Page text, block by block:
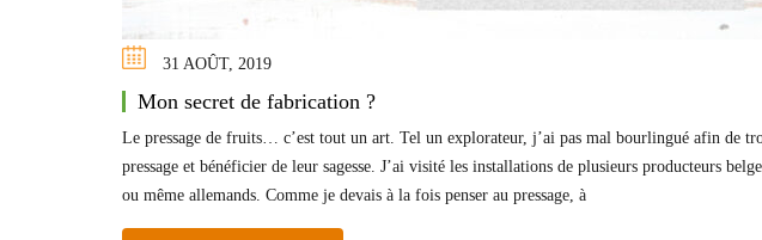
31 AOÛT, 2019
Mon secret de fabrication ?
Le pressage de fruits… c’est tout un art. Tel un explorateur, j’ai pas mal bourlingué afin de
pressage et bénéficier de leur sagesse. J’ai visité les installations de plusieurs producteurs
ou même allemands. Comme je devais à la fois penser au pressage, à